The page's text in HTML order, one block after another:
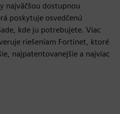
najväčšou dostupnou
poskytuje osvedčenú
kde ju potrebujete. Viac
riešeniam Fortinet, ktoré
najpatentovanejšie a najviac